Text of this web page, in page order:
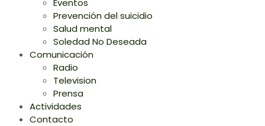
Eventos
Prevención del suicidio
Salud mental
Soledad No Deseada
Comunicación
Radio
Television
Prensa
Actividades
Contacto